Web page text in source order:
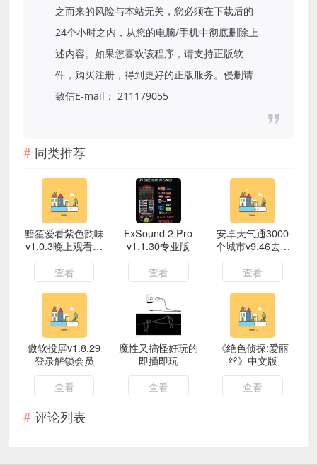
之而来的风险与本站无关，您必须在下载后的
24个小时之内，从您的电脑/手机中彻底删除上
述内容。如果您喜欢该程序，请支持正版软
件，购买注册，得到更好的正版服务。侵删请
致信E-mail： 211179055
同类推荐
黯笙爱看紫色韵味
v1.0.3晚上观看最
佳装机必备视频软
件
查看
FxSound 2 Pro
v1.1.30专业版
查看
安卓天气通3000
个城市v9.46去广
告解锁会员版
查看
傲软投屏v1.8.29
登录解锁会员
查看
魔性又搞怪好玩的
即插即玩
查看
《绝色侦探:爱丽
丝》中文版
查看
评论列表